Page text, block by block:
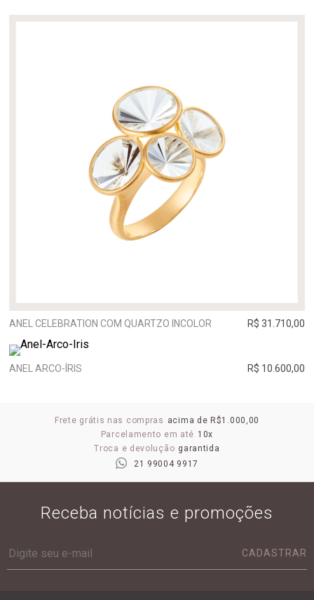
ANEL CELEBRATION COM QUARTZO INCOLOR R$ 31.710,00
ANEL ARCO-ÍRIS R$ 10.600,00
Frete grátis nas compras acima de R$1.000,00
Parcelamento em até 10x
Troca e devolução garantida
21 99004 9917
Receba notícias e promoções
CADASTRAR